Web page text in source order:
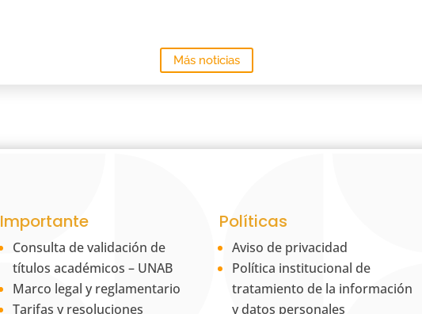
Más noticias
Importante
Consulta de validación de
títulos académicos – UNAB
Marco legal y reglamentario
Tarifas y resoluciones
Políticas
Aviso de privacidad
Política institucional de
tratamiento de la información
y datos personales